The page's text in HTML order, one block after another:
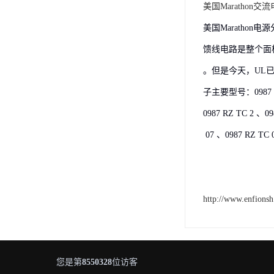
美国Marathon交流
美国Marathon电
馈线电路是整个
。但是今天，UL
子主要型号：0987
0987 RZ TC 2 、
07 、0987 RZ TC
http://
您是第8550328位访客